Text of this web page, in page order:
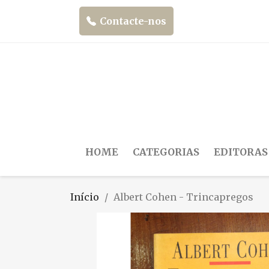
Contacte-nos
HOME CATEGORIAS EDITORAS
Início Albert Cohen - Trincapregos